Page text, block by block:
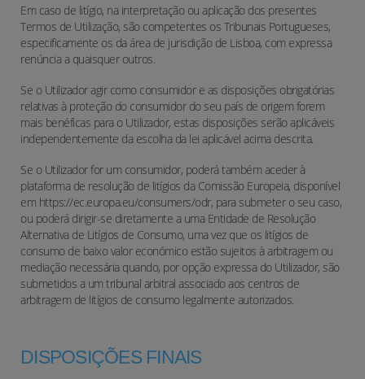
Em caso de litígio, na interpretação ou aplicação dos presentes
Termos de Utilização, são competentes os Tribunais Portugueses,
especificamente os da área de jurisdição de Lisboa, com expressa
renúncia a quaisquer outros.
Se o Utilizador agir como consumidor e as disposições obrigatórias
relativas à proteção do consumidor do seu país de origem forem
mais benéficas para o Utilizador, estas disposições serão aplicáveis
independentemente da escolha da lei aplicável acima descrita.
Se o Utilizador for um consumidor, poderá também aceder à
plataforma de resolução de litígios da Comissão Europeia, disponível
em https://ec.europa.eu/consumers/odr, para submeter o seu caso,
ou poderá dirigir-se diretamente a uma Entidade de Resolução
Alternativa de Litígios de Consumo, uma vez que os litígios de
consumo de baixo valor económico estão sujeitos à arbitragem ou
mediação necessária quando, por opção expressa do Utilizador, são
submetidos a um tribunal arbitral associado aos centros de
arbitragem de litígios de consumo legalmente autorizados.
DISPOSIÇÕES FINAIS